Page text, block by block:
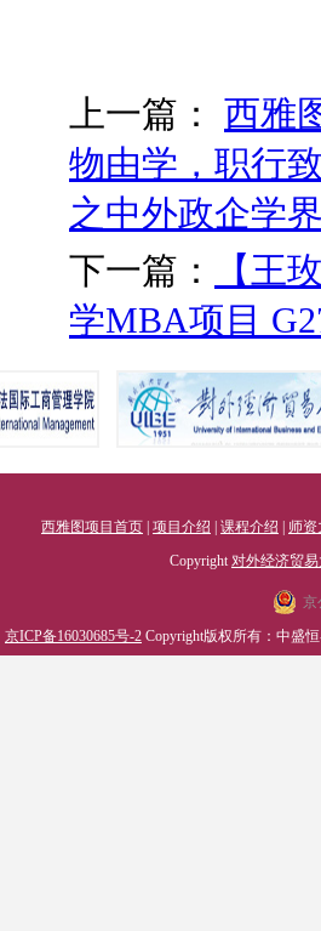
上一篇： 西雅
物由学，职行
之中外政企学
下一篇：
【王
学MBA项目
西雅图项目首页 项目介绍 课程介绍
师资
Copyright 对外经济贸
京
京ICP备16030685号-2 Copyright版权所有：中盛